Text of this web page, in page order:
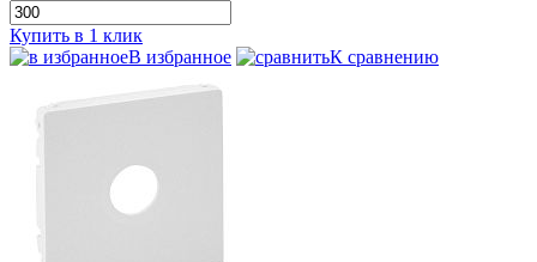
Купить в 1 клик
В избранное
К сравнению